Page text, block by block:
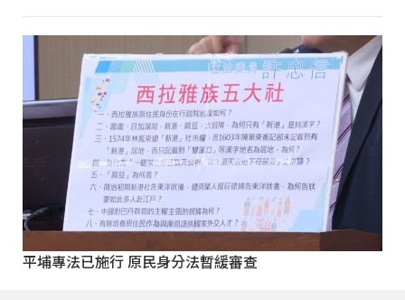
平埔專法已施行 原民身分法暫緩審查